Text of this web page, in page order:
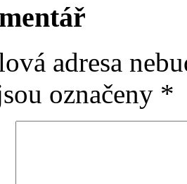
adresa
označeny *